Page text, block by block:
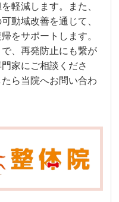
軽減します。また、
動域改善を通じて、
をサポートします。
、再発防止にも繋が
家にご相談くださ
ら当院へお問い合わ